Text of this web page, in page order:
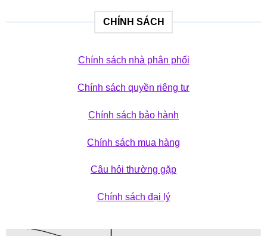
CHÍNH SÁCH
Chính sách nhà phân phối
Chính sách quyền riêng tư
Chính sách bảo hành
Chính sách mua hàng
Câu hỏi thường gặp
Chính sách đại lý